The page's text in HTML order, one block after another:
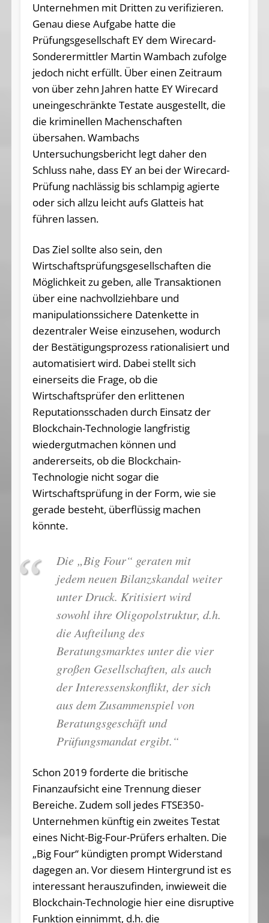
Unternehmen mit Dritten zu verifizieren.
Genau diese Aufgabe hatte die
Prüfungsgesellschaft EY dem Wirecard-
Sonderermittler Martin Wambach zufolge
jedoch nicht erfüllt. Über einen Zeitraum
von über zehn Jahren hatte EY Wirecard
uneingeschränkte Testate ausgestellt, die
die kriminellen Machenschaften
übersahen. Wambachs
Untersuchungsbericht legt daher den
Schluss nahe, dass EY an bei der Wirecard-
Prüfung nachlässig bis schlampig agierte
oder sich allzu leicht aufs Glatteis hat
führen lassen.
Das Ziel sollte also sein, den
Wirtschaftsprüfungsgesellschaften die
Möglichkeit zu geben, alle Transaktionen
über eine nachvollziehbare und
manipulationssichere Datenkette in
dezentraler Weise einzusehen, wodurch
der Bestätigungsprozess rationalisiert und
automatisiert wird. Dabei stellt sich
einerseits die Frage, ob die
Wirtschaftsprüfer den erlittenen
Reputationsschaden durch Einsatz der
Blockchain-Technologie langfristig
wiedergutmachen können und
andererseits, ob die Blockchain-
Technologie nicht sogar die
Wirtschaftsprüfung in der Form, wie sie
gerade besteht, überflüssig machen
könnte.
Die „Big Four“ geraten mit
jedem neuen Bilanzskandal weiter
unter Druck. Kritisiert wird
sowohl ihre Oligopolstruktur, d.h.
die Aufteilung des
Beratungsmarktes unter die vier
großen Gesellschaften, als auch
der Interessenskonflikt, der sich
aus dem Zusammenspiel von
Beratungsgeschäft und
Prüfungsmandat ergibt.“
Schon 2019 forderte die britische
Finanzaufsicht eine Trennung dieser
Bereiche. Zudem soll jedes FTSE350-
Unternehmen künftig ein zweites Testat
eines Nicht-Big-Four-Prüfers erhalten. Die
„Big Four“ kündigten prompt Widerstand
dagegen an. Vor diesem Hintergrund ist es
interessant herauszufinden, inwieweit die
Blockchain-Technologie hier eine disruptive
Funktion einnimmt, d.h. die